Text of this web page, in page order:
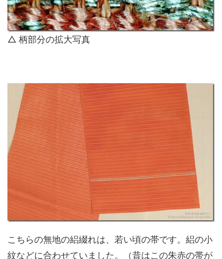
△ 柄部分の拡大写真
こちらの無地の絽綴れは、若い頃の帯です。絽の小
紋などに合わせていました。（昔はこの朱赤の帯が